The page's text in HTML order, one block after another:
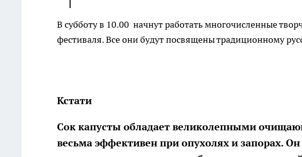
В субботу в 10.00 начнут работать многочисленные
фестиваля. Все они будут посвящены традиционному
Кстати
Сок капусты обладает великолепными
весьма эффективен при опухолях и запорах.